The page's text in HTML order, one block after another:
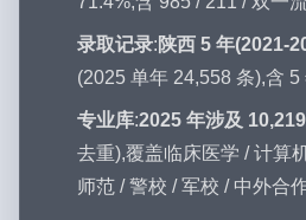
录取记录:陕西 5 年(2021-
(2025 单年 24,558 条),含
专业库:2025 年涉及
去重),覆盖临床医学 / 计算
师范 / 警校 / 军校 / 中外合